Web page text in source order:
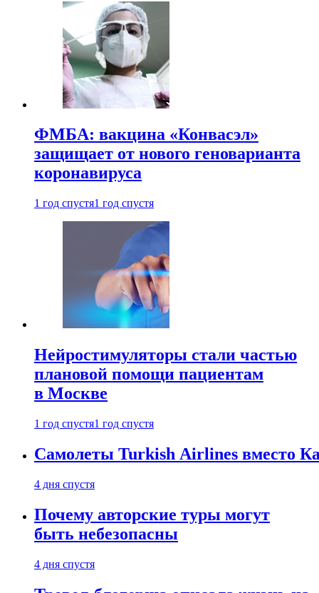
ФМБА: вакцина «Конвасэл»
защищает от нового геноварианта
коронавируса
1 год спустя1 год спустя
Нейростимуляторы стали частью
плановой помощи пациентам
в Москве
1 год спустя1 год спустя
Самолеты Turkish Airlines вместо
4 дня спустя
Почему авторские туры могут
быть небезопасны
4 дня спустя